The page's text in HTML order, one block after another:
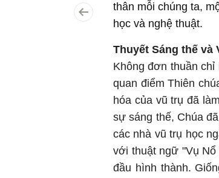
thân mỗi chúng ta,
học và nghệ thuật.
Thuyết Sáng thế và
Không đơn thuần
quan điểm Thiên
hóa của vũ trụ đã
sự sáng thế, Chúa
các nhà vũ trụ học
với thuật ngữ "Vụ
đầu hình thành.